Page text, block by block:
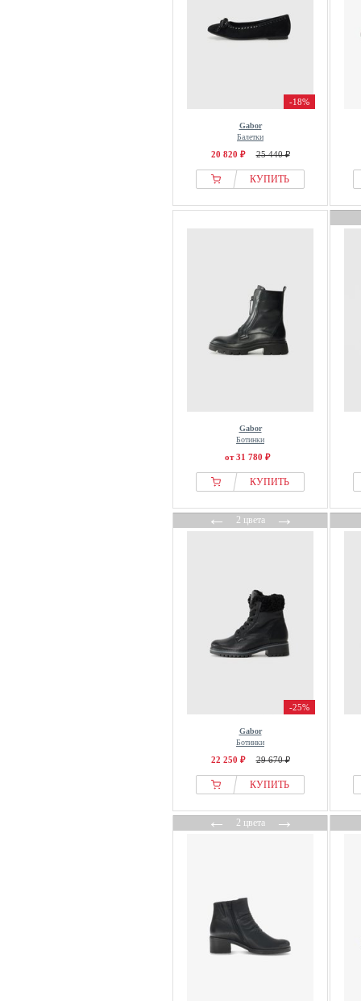
-18%
Gabor
Балетки
20 820 ₽ 25 440 ₽
КУПИТЬ
Gabor
Ботинки
от 31 780 ₽
КУПИТЬ
←2 цвета→
-25%
Gabor
Ботинки
22 250 ₽ 29 670 ₽
КУПИТЬ
←2 цвета→